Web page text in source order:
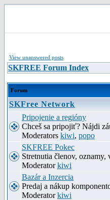
View unanswered posts
SKFREE Forum Index
Forum
SKFree Network
Pripojenie a regióny
Chceš sa pripojiť? Nájdi
Moderators kiwi, popo
SKFREE Pokec
Stretnutia členov, oznamy,
Moderatorkiwi
Bazár a Inzercia
Predaj a nákup
Moderatorkiwi